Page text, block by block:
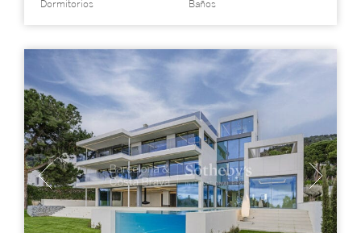
Dormitorios Baños